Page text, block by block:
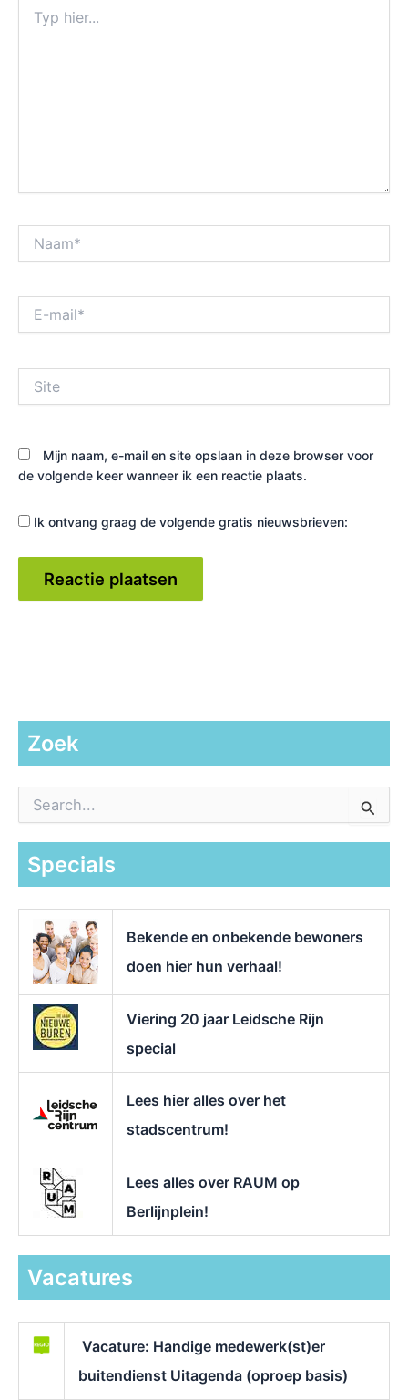
hier...
mail*
Mijn naam, e-mail en site opslaan in deze browser voor
de volgende keer wanneer ik een reactie plaats.
Ik ontvang graag de volgende gratis nieuwsbrieven:
Zoek
a
Specials
Bekende en onbekende bewoners
doen hier hun verhaal!
Viering 20 jaar Leidsche Rijn
special
Lees hier alles over het
stadscentrum!
Lees alles over RAUM op
Berlijnplein!
Vacatures
Vacature: Handige medewerk(st)er
buitendienst Uitagenda (oproep basis)